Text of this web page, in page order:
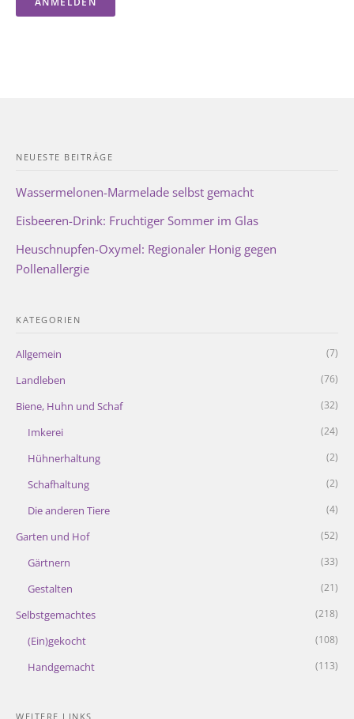
NEUESTE BEITRÄGE
Wassermelonen-Marmelade selbst gemacht
Eisbeeren-Drink: Fruchtiger Sommer im Glas
Heuschnupfen-Oxymel: Regionaler Honig gegen
Pollenallergie
KATEGORIEN
Allgemein (7)
Landleben (76)
Biene, Huhn und Schaf (32)
Imkerei (24)
Hühnerhaltung (2)
Schafhaltung (2)
Die anderen Tiere (4)
Garten und Hof (52)
Gärtnern (33)
Gestalten (21)
Selbstgemachtes (218)
(Ein)gekocht (108)
Handgemacht (113)
WEITERE LINKS